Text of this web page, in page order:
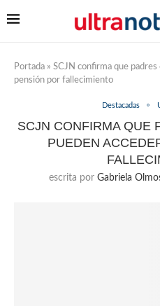
Portada » SCJN confirma que
pensión por fallecimiento
Destacadas
SCJN CONFIRMA QUE
PUEDEN
escrita por Gabriela